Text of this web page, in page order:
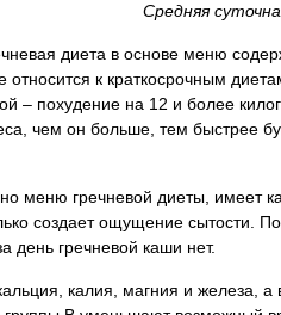
Средняя
диета в основе меню
к краткосрочным
– похудение на 12 и более
чем он больше, тем быстрее
меню гречневой диеты, имеет
создает ощущение сытости.
день гречневой каши нет.
калия, магния и железа,